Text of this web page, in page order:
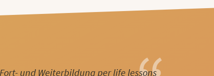
und Weiterbildung per life lessons